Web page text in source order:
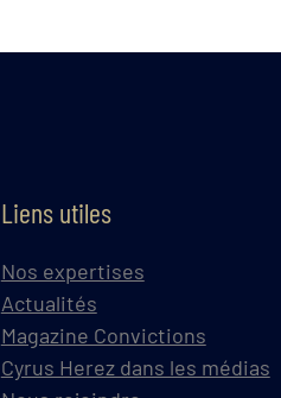
Liens utiles
Nos expertises
Actualités
Magazine Convictions
Cyrus Herez dans les médias